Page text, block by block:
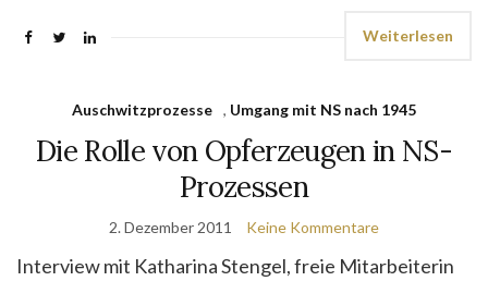
Weiterlesen
Auschwitzprozesse , Umgang mit NS nach 1945
Die Rolle von Opferzeugen in NS-
Prozessen
2. Dezember 2011 Keine Kommentare
Interview mit Katharina Stengel, freie Mitarbeiterin